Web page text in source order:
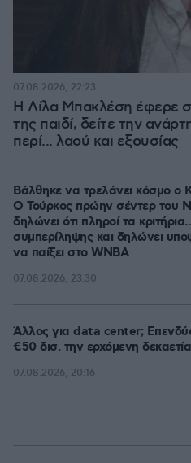
Η Λίλα Μπακλέση έφερε
της παιδί, δείτε την
περί... λαού και εξουσίας
07.08.2026, 22:23
Βάλθηκε να τρελάνει κόσμο ο
Ο Τούρκος πρώην σέντερ του
δηλώνει ότι πληροί τα
συμπερίληψης και δηλώνει
να παίξει στο WNBA
07.08.2026, 23:30
Άλλος για data center;
€50 δισ. την ερχόμενη δεκαετία
07.08.2026, 20:16